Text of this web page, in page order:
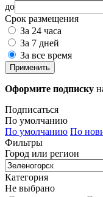
до
Срок размещения
За 24 часа
За 7 дней
За все время
Применить
Оформите подписку
Подписаться
По умолчанию
По умолчанию По
Фильтры
Город или регион
Категория
Не выбрано